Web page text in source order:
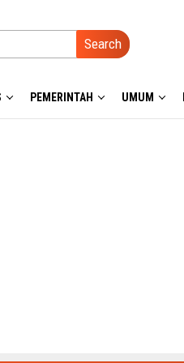
Search
PEMERINTAH UMUM